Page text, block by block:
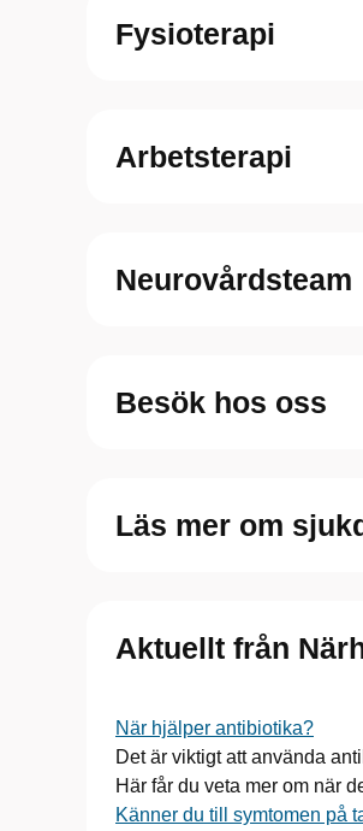
Fysioterapi
Arbetsterapi
Neurovårdsteam
Besök hos oss
Läs mer om
Aktuellt från
När hjälper antibiotika?
Det är viktigt att använda
Här får du veta mer om när
Känner du till symtomen på